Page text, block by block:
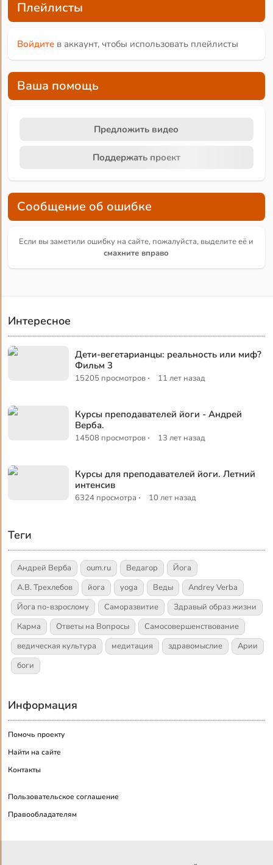
Плейлисты
Войдите в аккаунт, чтобы использовать плейлисты
Ваша помощь
Предложить видео
Поддержать проект
Сообщение об ошибке
Если вы заметили ошибку на сайте, пожалуйста, выделите её и
смахните вправо
Интересное
Дети-вегетарианцы: реальность или миф?
Фильм 3
15205 просмотров · 11 лет назад
Курсы преподавателей йоги - Андрей
Верба.
14508 просмотров · 13 лет назад
Курсы для преподавателей йоги. Летний
интенсив
6324 просмотра · 10 лет назад
Теги
Андрей Верба oum.ru Ведагор
Йога
А.В. Трехлебов
йога yoga Веды
Andrey Verba
Йога по-взрослому
Саморазвитие
Здравый образ жизни
Карма
Ответы на Вопросы
Самосовершенствование
ведическая культура
медитация здравомыслие
Арии
боги
Информация
Помочь проекту
Найти на сайте
Контакты
Пользовательское соглашение
Правообладателям